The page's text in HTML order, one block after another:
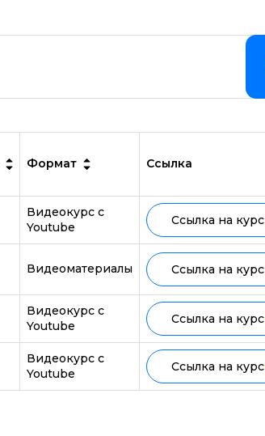
Формат Ссылка
Видеокурс с
Youtube
Ссылка на курс
Видеоматериалы Ссылка на курс
Видеокурс с
Youtube
Ссылка на курс
Видеокурс с
Youtube
Ссылка на курс